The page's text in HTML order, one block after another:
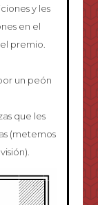
y les
en el
premio.
un peón
que les
(metemos